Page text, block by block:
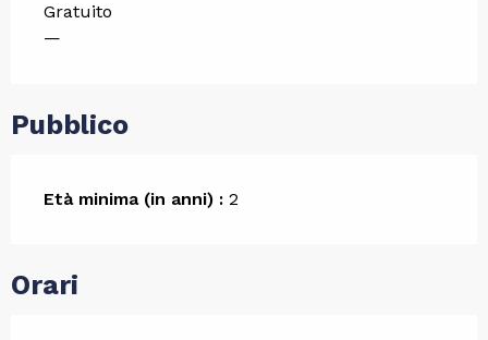
Gratuito
—
Pubblico
Età minima (in anni) : 2
Orari